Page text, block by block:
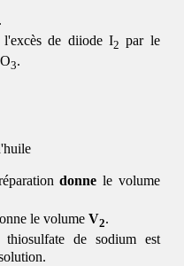
de diiode I2 par le
3.
donne le volume
le volumeV2.
thiosulfate de sodium est